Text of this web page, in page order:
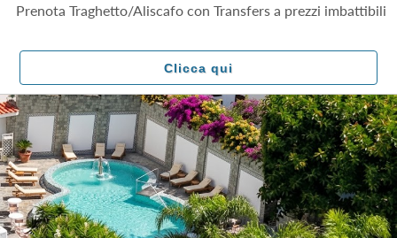
Prenota Traghetto/Aliscafo con Transfers a prezzi imbattibili
Clicca qui